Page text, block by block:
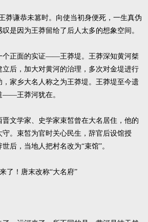
莽谦恭未篡时。向使当初身便死，一生真伪
是因为王莽留给了后人太多的想象空间。
个正面的实证——王莽堤。王莽深知黄河桀
后，加大对黄河的治理，多次对金堤进行
家乡大名人称之为王莽堤。王莽堤至今遗
——王莽河犹在。
文学家、史学家束皙曾在大名居住，他的
。束皙为官时关心民生，辞官后设馆授
后，当地人把村名改为“束馆”。
了！唐末改称“大名府”